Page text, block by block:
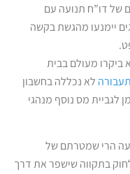
של דו”ח תנועה עם
יימנעו מהגשת בקשה
מעולם בבית
לא נכללה בחשבון
לגביית מס נוסף מנהגי
הרי שמטרתם של
בתקווה שישפר את דרך